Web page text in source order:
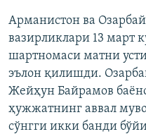
Арманистон ва
вазирликлари 13 март
шартномаси матни
эълон қилишди.
Жейҳун Байрамов
ҳужжатнинг аввал
сўнгги икки банди